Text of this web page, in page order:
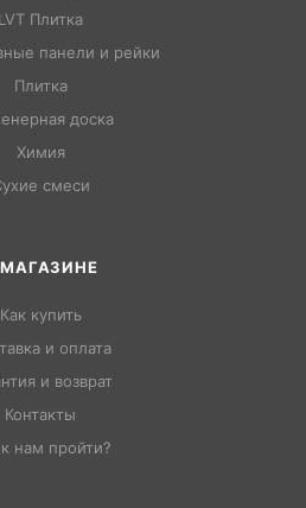
LVT Плитка
панели и рейки
Плитка
доска
Химия
смеси
Как купить
и оплата
и возврат
Контакты
нам пройти?